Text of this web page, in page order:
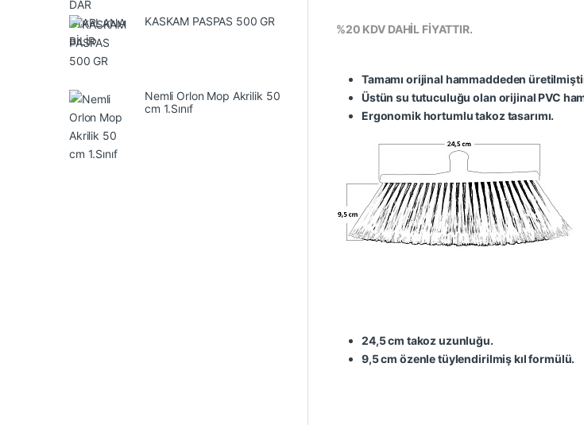
%20 KDV DAHİL FİYATTIR.
Tamamı orijinal hammaddeden
Üstün su tutuculuğu olan orijinal PVC
Ergonomik hortumlu takoz tasarımı.
24,5 cm takoz uzunluğu.
9,5 cm özenle tüylendirilmiş kıl formülü.
KASKAM PASPAS 500 GR
Nemli Orlon Mop Akrilik 50
cm 1.Sınıf